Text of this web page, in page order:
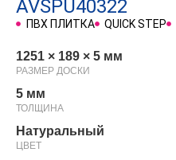
AVSPU40322
ПВХ ПЛИТКА QUICK STEP
1251 × 189 × 5 мм
РАЗМЕР ДОСКИ
5 мм
ТОЛЩИНА
Натуральный
ЦВЕТ